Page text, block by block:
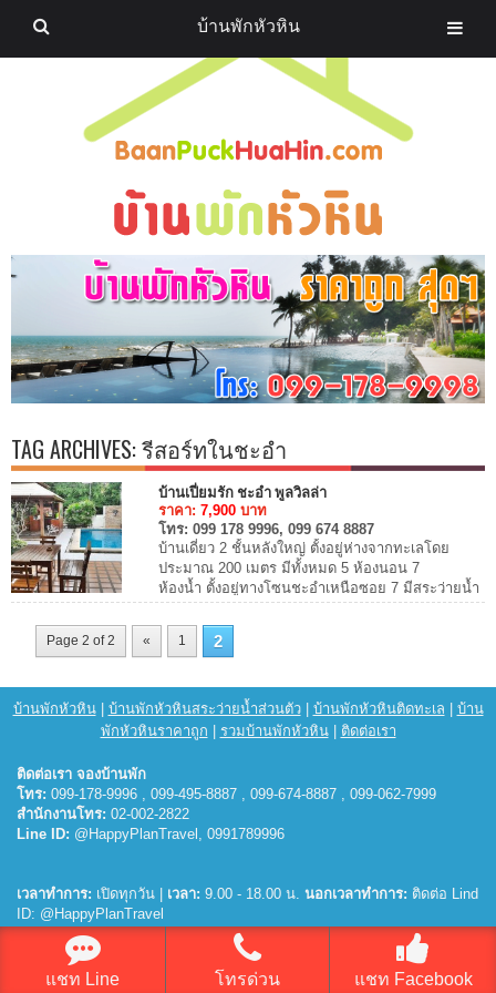
TAG ARCHIVES:รีสอร์ทในชะอำ
บ้านเปี่ยมรัก ชะอำ พูลวิลล่า
ราคา: 7,900บาท
โทร: 099 178 9996, 099 674 8887
บ้านเดี่ยว 2 ชั้นหลังใหญ่ ตั้งอยู่ห่างจากทะเลโดย
ประมาณ 200 เมตร มีทั้งหมด 5 ห้องนอน 7
ห้องน้ำ ตั้งอยู่ทางโซนชะอำเหนือซอย 7 มีสระว่ายน้ำ
ส่วนตัว รองรับได้ถึง 15 ท่าน และ เสริมคนได้อี...
Page 2 of 2 « 1 2
บ้านพักหัวหิน| บ้านพักหัวหินสระว่ายน้ำส่วนตัว| บ้านพักหัวหินติดทะเล
บ้าน
พักหัวหินราคาถูก
รวมบ้านพักหัวหิน| ติดต่อเรา
ติดต่อเรา จองบ้านพัก
โทร: 099-178-9996 , 099-495-8887 , 099-674-8887 , 099-062-7999
สำนักงานโทร: 02-002-2822
Line ID: @HappyPlanTravel, 0991789996
เวลาทำการ: เปิดทุกวัน | เวลา: 9.00 - 18.00 น. นอกเวลาทำการ: ติดต่อ Lind
ID: @HappyPlanTravel
© 2026บ้านพักหัวหิน
แชท Line โทรด่วน แชท Facebook
บ้านพักหัวหิน